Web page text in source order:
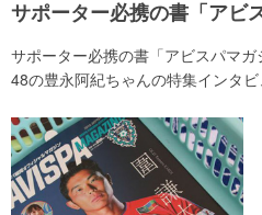
サポーター必携の書「アビ
サポーター必携の書「アビスパマ
48の豊永阿紀ちゃんの特集インタビ